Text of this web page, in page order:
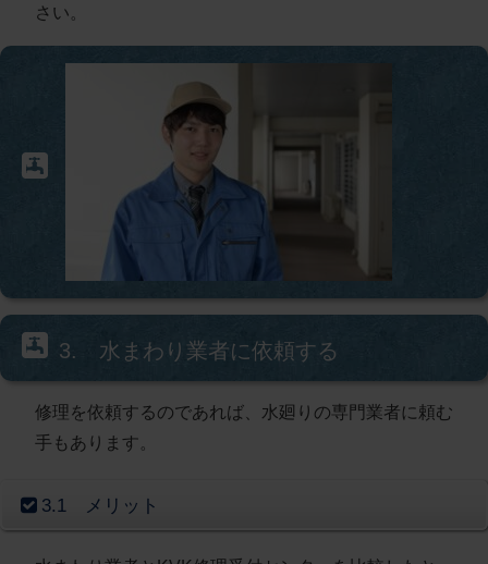
さい。
3. 水まわり業者に依頼する
修理を依頼するのであれば、水廻りの専門業者に頼む
手もあります。
3.1 メリット